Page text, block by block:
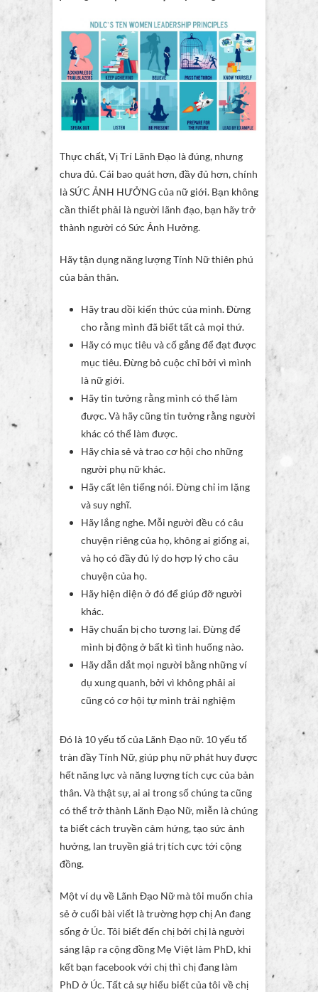
Thực chất, Vị Trí Lãnh Đạo là đúng, nhưng
chưa đủ. Cái bao quát hơn, đầy đủ hơn, chính
là SỨC ẢNH HƯỞNG của nữ giới. Bạn không
cần thiết phải là người lãnh đạo, bạn hãy trở
thành người có Sức Ảnh Hưởng.
Hãy tận dụng năng lượng Tính Nữ thiên phú
của bản thân.
Hãy trau dồi kiến thức của mình. Đừng
cho rằng mình đã biết tất cả mọi thứ.
Hãy có mục tiêu và cố gắng để đạt được
mục tiêu. Đừng bỏ cuộc chỉ bởi vì mình
là nữ giới.
Hãy tin tưởng rằng mình có thể làm
được. Và hãy cũng tin tưởng rằng người
khác có thể làm được.
Hãy chia sẻ và trao cơ hội cho những
người phụ nữ khác.
Hãy cất lên tiếng nói. Đừng chỉ im lặng
và suy nghĩ.
Hãy lắng nghe. Mỗi người đều có câu
chuyện riêng của họ, không ai giống ai,
và họ có đầy đủ lý do hợp lý cho câu
chuyện của họ.
Hãy hiện diện ở đó để giúp đỡ người
khác.
Hãy chuẩn bị cho tương lai. Đừng để
mình bị động ở bất kì tình huống nào.
Hãy dẫn dắt mọi người bằng những ví
dụ xung quanh, bởi vì không phải ai
cũng có cơ hội tự mình trải nghiệm
Đó là 10 yếu tố của Lãnh Đạo nữ. 10 yếu tố
tràn đầy Tính Nữ, giúp phụ nữ phát huy được
hết năng lực và năng lượng tích cực của bản
thân. Và thật sự, ai ai trong số chúng ta cũng
có thể trở thành Lãnh Đạo Nữ, miễn là chúng
ta biết cách truyền cảm hứng, tạo sức ảnh
hưởng, lan truyền giá trị tích cực tới cộng
đồng.
Một ví dụ về Lãnh Đạo Nữ mà tôi muốn chia
sẻ ở cuối bài viết là trường hợp chị An đang
sống ở Úc. Tôi biết đến chị bởi chị là người
sáng lập ra cộng đồng Mẹ Việt làm PhD, khi
kết bạn facebook với chị thì chị đang làm
PhD ở Úc. Tất cả sự hiểu biết của tôi về chị